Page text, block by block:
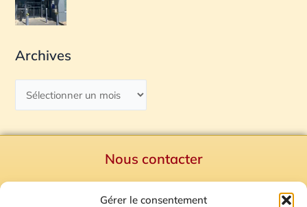
Gérer le consentement
Archives
Nous contacter